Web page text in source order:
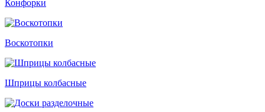
Конфорки
Воскотопки
Шприцы колбасные